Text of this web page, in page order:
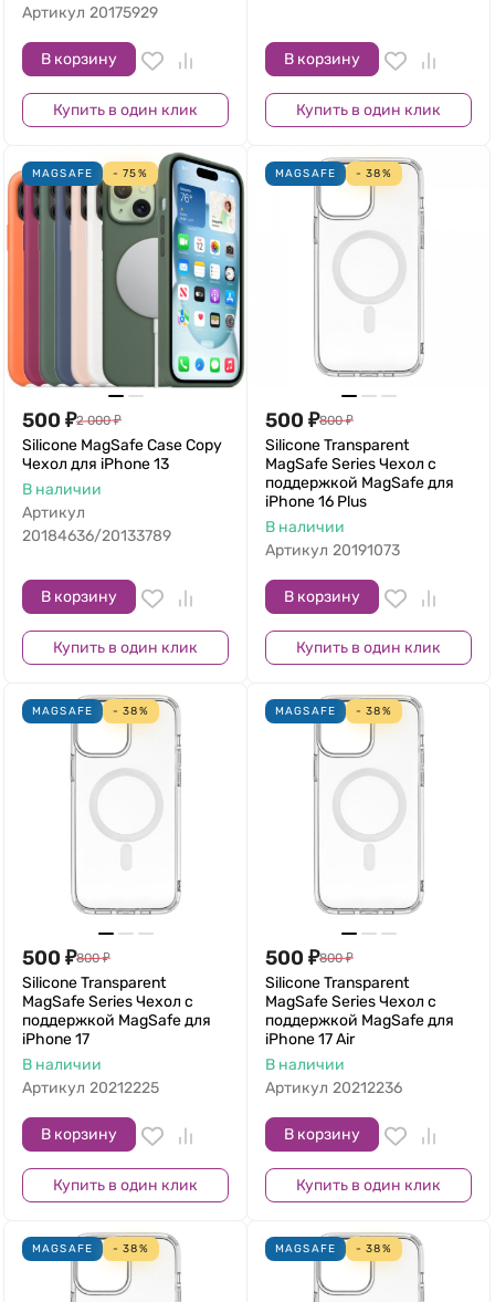
Артикул 20175929
В корзину
Купить в один клик
В корзину
Купить в один клик
MAGSAFE - 75%
500 ₽2 000 ₽
Silicone MagSafe Case Copy
Чехол для iPhone 13
В наличии
Артикул
20184636/20133789
В корзину
Купить в один клик
MAGSAFE - 38%
500 ₽800 ₽
Silicone Transparent
MagSafe Series Чехол с
поддержкой MagSafe для
iPhone 16 Plus
В наличии
Артикул 20191073
В корзину
Купить в один клик
MAGSAFE - 38%
500 ₽800 ₽
Silicone Transparent
MagSafe Series Чехол с
поддержкой MagSafe для
iPhone 17
В наличии
Артикул 20212225
В корзину
Купить в один клик
MAGSAFE - 38%
500 ₽800 ₽
Silicone Transparent
MagSafe Series Чехол с
поддержкой MagSafe для
iPhone 17 Air
В наличии
Артикул 20212236
В корзину
Купить в один клик
MAGSAFE - 38% MAGSAFE - 38%